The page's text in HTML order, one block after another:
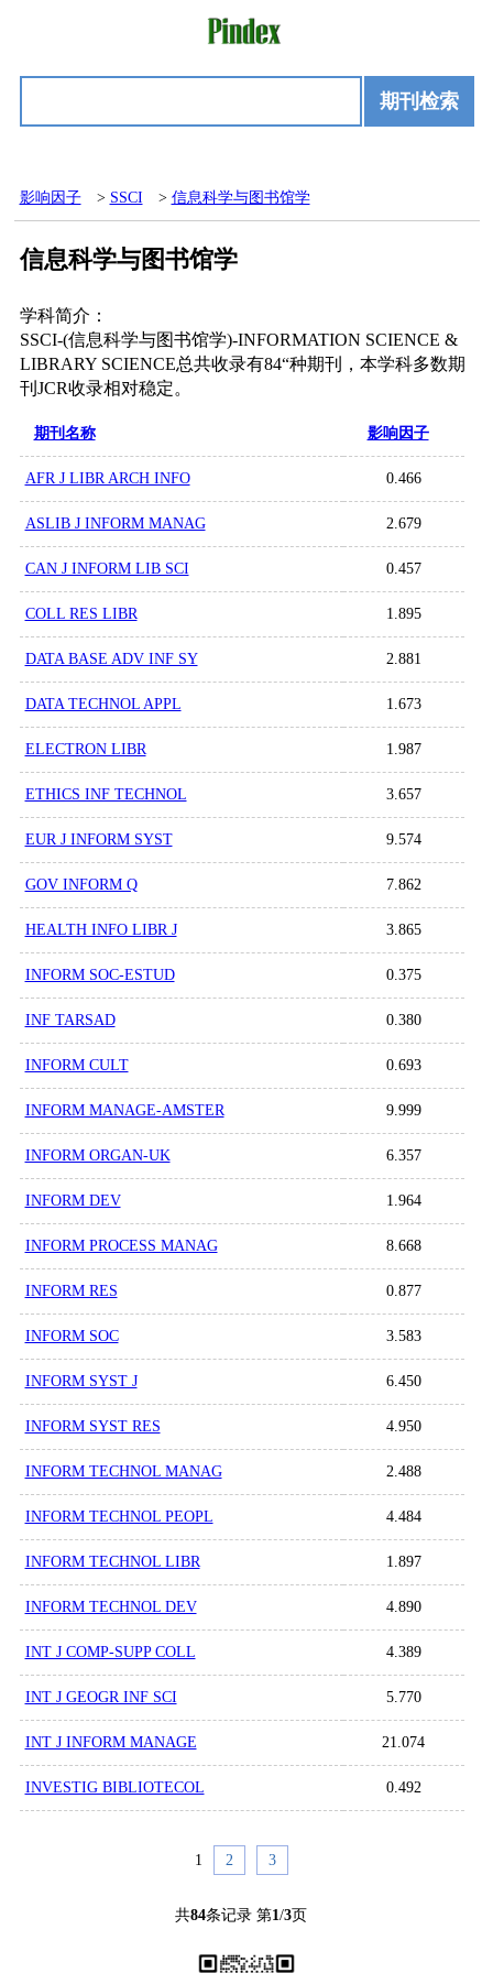
期刊检索
影响因子 > SSCI > 信息科学与图书馆学
信息科学与图书馆学
学科简介：
SSCI-(信息科学与图书馆学)-INFORMATION SCIENCE &
LIBRARY SCIENCE总共收录有84“种期刊，本学科多数期
刊JCR收录相对稳定。
期刊名称 影响因子
AFR J LIBR ARCH INFO 0.466
ASLIB J INFORM MANAG 2.679
CAN J INFORM LIB SCI 0.457
COLL RES LIBR 1.895
DATA BASE ADV INF SY 2.881
DATA TECHNOL APPL 1.673
ELECTRON LIBR 1.987
ETHICS INF TECHNOL 3.657
EUR J INFORM SYST 9.574
GOV INFORM Q 7.862
HEALTH INFO LIBR J 3.865
INFORM SOC-ESTUD 0.375
INF TARSAD 0.380
INFORM CULT 0.693
INFORM MANAGE-AMSTER 9.999
INFORM ORGAN-UK 6.357
INFORM DEV 1.964
INFORM PROCESS MANAG 8.668
INFORM RES 0.877
INFORM SOC 3.583
INFORM SYST J 6.450
INFORM SYST RES 4.950
INFORM TECHNOL MANAG 2.488
INFORM TECHNOL PEOPL 4.484
INFORM TECHNOL LIBR 1.897
INFORM TECHNOL DEV 4.890
INT J COMP-SUPP COLL 4.389
INT J GEOGR INF SCI 5.770
INT J INFORM MANAGE 21.074
INVESTIG BIBLIOTECOL 0.492
1 2 3
共84条记录 第1/3页